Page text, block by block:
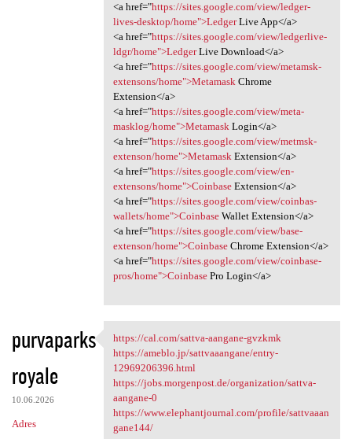
<a href="https://sites.google.com/view/ledger-
lives-desktop/home">LedgerLive App</a>
<a href="https://sites.google.com/view/ledgerlive-
ldgr/home">LedgerLive Download</a>
<a href="https://sites.google.com/view/metamsk-
extensons/home">MetamaskChrome
Extension</a>
<a href="https://sites.google.com/view/meta-
masklog/home">MetamaskLogin</a>
<a href="https://sites.google.com/view/metmsk-
extenson/home">MetamaskExtension</a>
<a href="https://sites.google.com/view/en-
extensons/home">CoinbaseExtension</a>
<a href="https://sites.google.com/view/coinbas-
wallets/home">CoinbaseWallet Extension</a>
<a href="https://sites.google.com/view/base-
extenson/home">CoinbaseChrome Extension</a>
<a href="https://sites.google.com/view/coinbase-
pros/home">CoinbasePro Login</a>
purvaparks
royale
10.06.2026
Adres
https://cal.com/sattva
https://cal.com/sattva-aangane-gvzkmk
https://ameblo.jp/sattvaaangane/entry-
12969206396.html
https://jobs.morgenpost.de/organization/sattva-
aangane-0
https://www.elephantjournal.com/profile/sattvaaan
gane144/